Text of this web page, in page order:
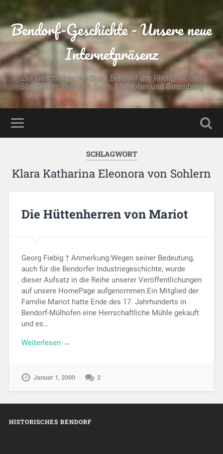
Bendorf-Geschichte - Unsere neue
Internetpräsenz
Zur Geschichte der Stadt Bendorf am Rhein mit den
Stadtteilen: Bendorf, Sayn, Mülhofen und Stromberg
SCHLAGWORT
Klara Katharina Eleonora von Sohlern
Die Hüttenherren von Mariot
Georg Fiebig † Anmerkung:Wegen seiner Bedeutung,
auch für die Bendorfer Industriegeschichte, wurde
dieser Aufsatz in die Reihe unserer Veröffentlichungen
auf unsere HomePage aufgenommen.Ein Mitglied der
Familie Mariot hatte Ende des 17. Jahrhunderts in
Bendorf-Mülhofen eine Herrschaftliche Mühle gekauft
und es…
Weiterlesen →
Januar 1, 2000 2
HISTORISCHES BENDORF